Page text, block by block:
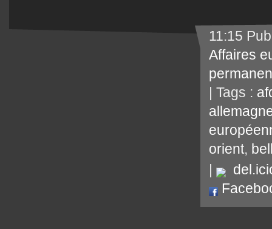
11:15
Affaires
| Tags :
orient,
|